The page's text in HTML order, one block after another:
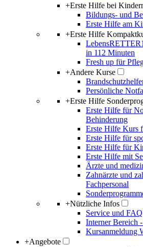
+Erste Hilfe bei
Bildungs- und
Erste Hilfe am
+Erste Hilfe
in 112 Minuten
Fresh up für
+Andere Kurse
Persönliche
+Erste Hilfe
Erste Hilfe für
Behinderung
Erste Hilfe Kurs
Erste Hilfe für
Erste Hilfe für
Erste Hilfe mit
Ärzte und
Zahnärzte und
Fachpersonal
+Nützliche Infos
Service und FAQ
Interner Bereich
Kursanmeldung
+Angebote